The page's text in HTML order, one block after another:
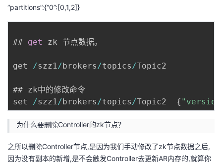
“partitions”:{“0”:[0,1,2]}
## get zk 节点数据。
get /szz1 /brokers /topics /Topic2
## zk中的修改命令
set
/szz1 /brokers /topics /Topic2 {
为什么要删除Controller的zk节点？
之所以删除Controller节点,是因为我们手动修改了zk节点数据之后,
因为没有副本的新增,是不会触发Controller去更新AR内存的,就算你